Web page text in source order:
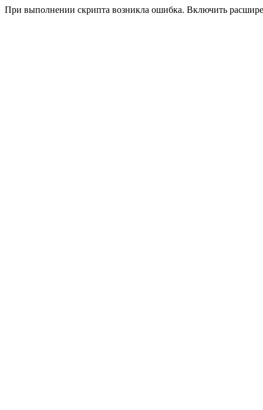
При выполнении скрипта возникла ошибка. Включить